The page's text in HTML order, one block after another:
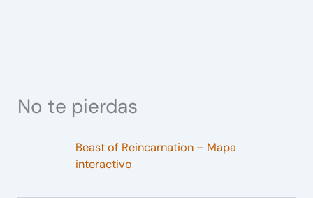
No te pierdas
Beast of Reincarnation – Mapa
interactivo